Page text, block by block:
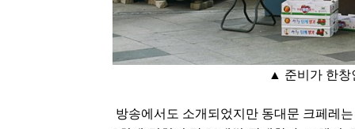
▲ 준비가 한창
방송에서도 소개되었지만 동대문 크페레